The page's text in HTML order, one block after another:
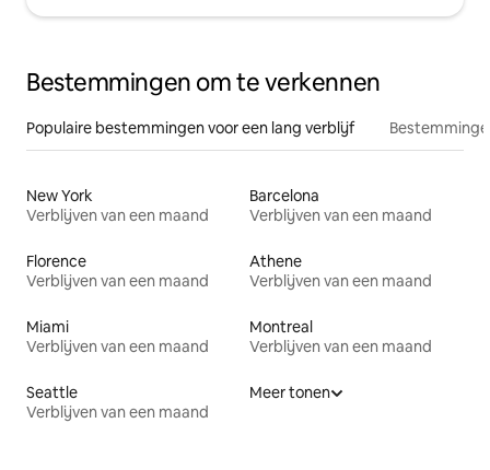
Bestemmingen om te verkennen
Populaire bestemmingen voor een lang verblijf
New York
Verblijven van een maand
Barcelona
Verblijven van een maand
Florence
Verblijven van een maand
Athene
Verblijven van een maand
Miami
Verblijven van een maand
Montreal
Verblijven van een maand
Seattle
Verblijven van een maand
Meer tonen